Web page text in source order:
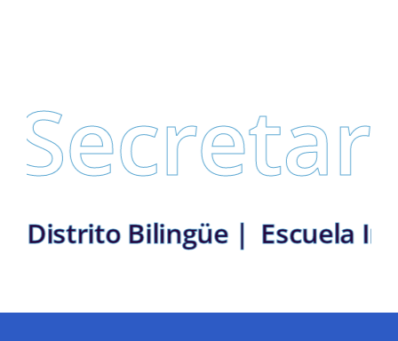
| Medellín: Distrito Bilingüe |